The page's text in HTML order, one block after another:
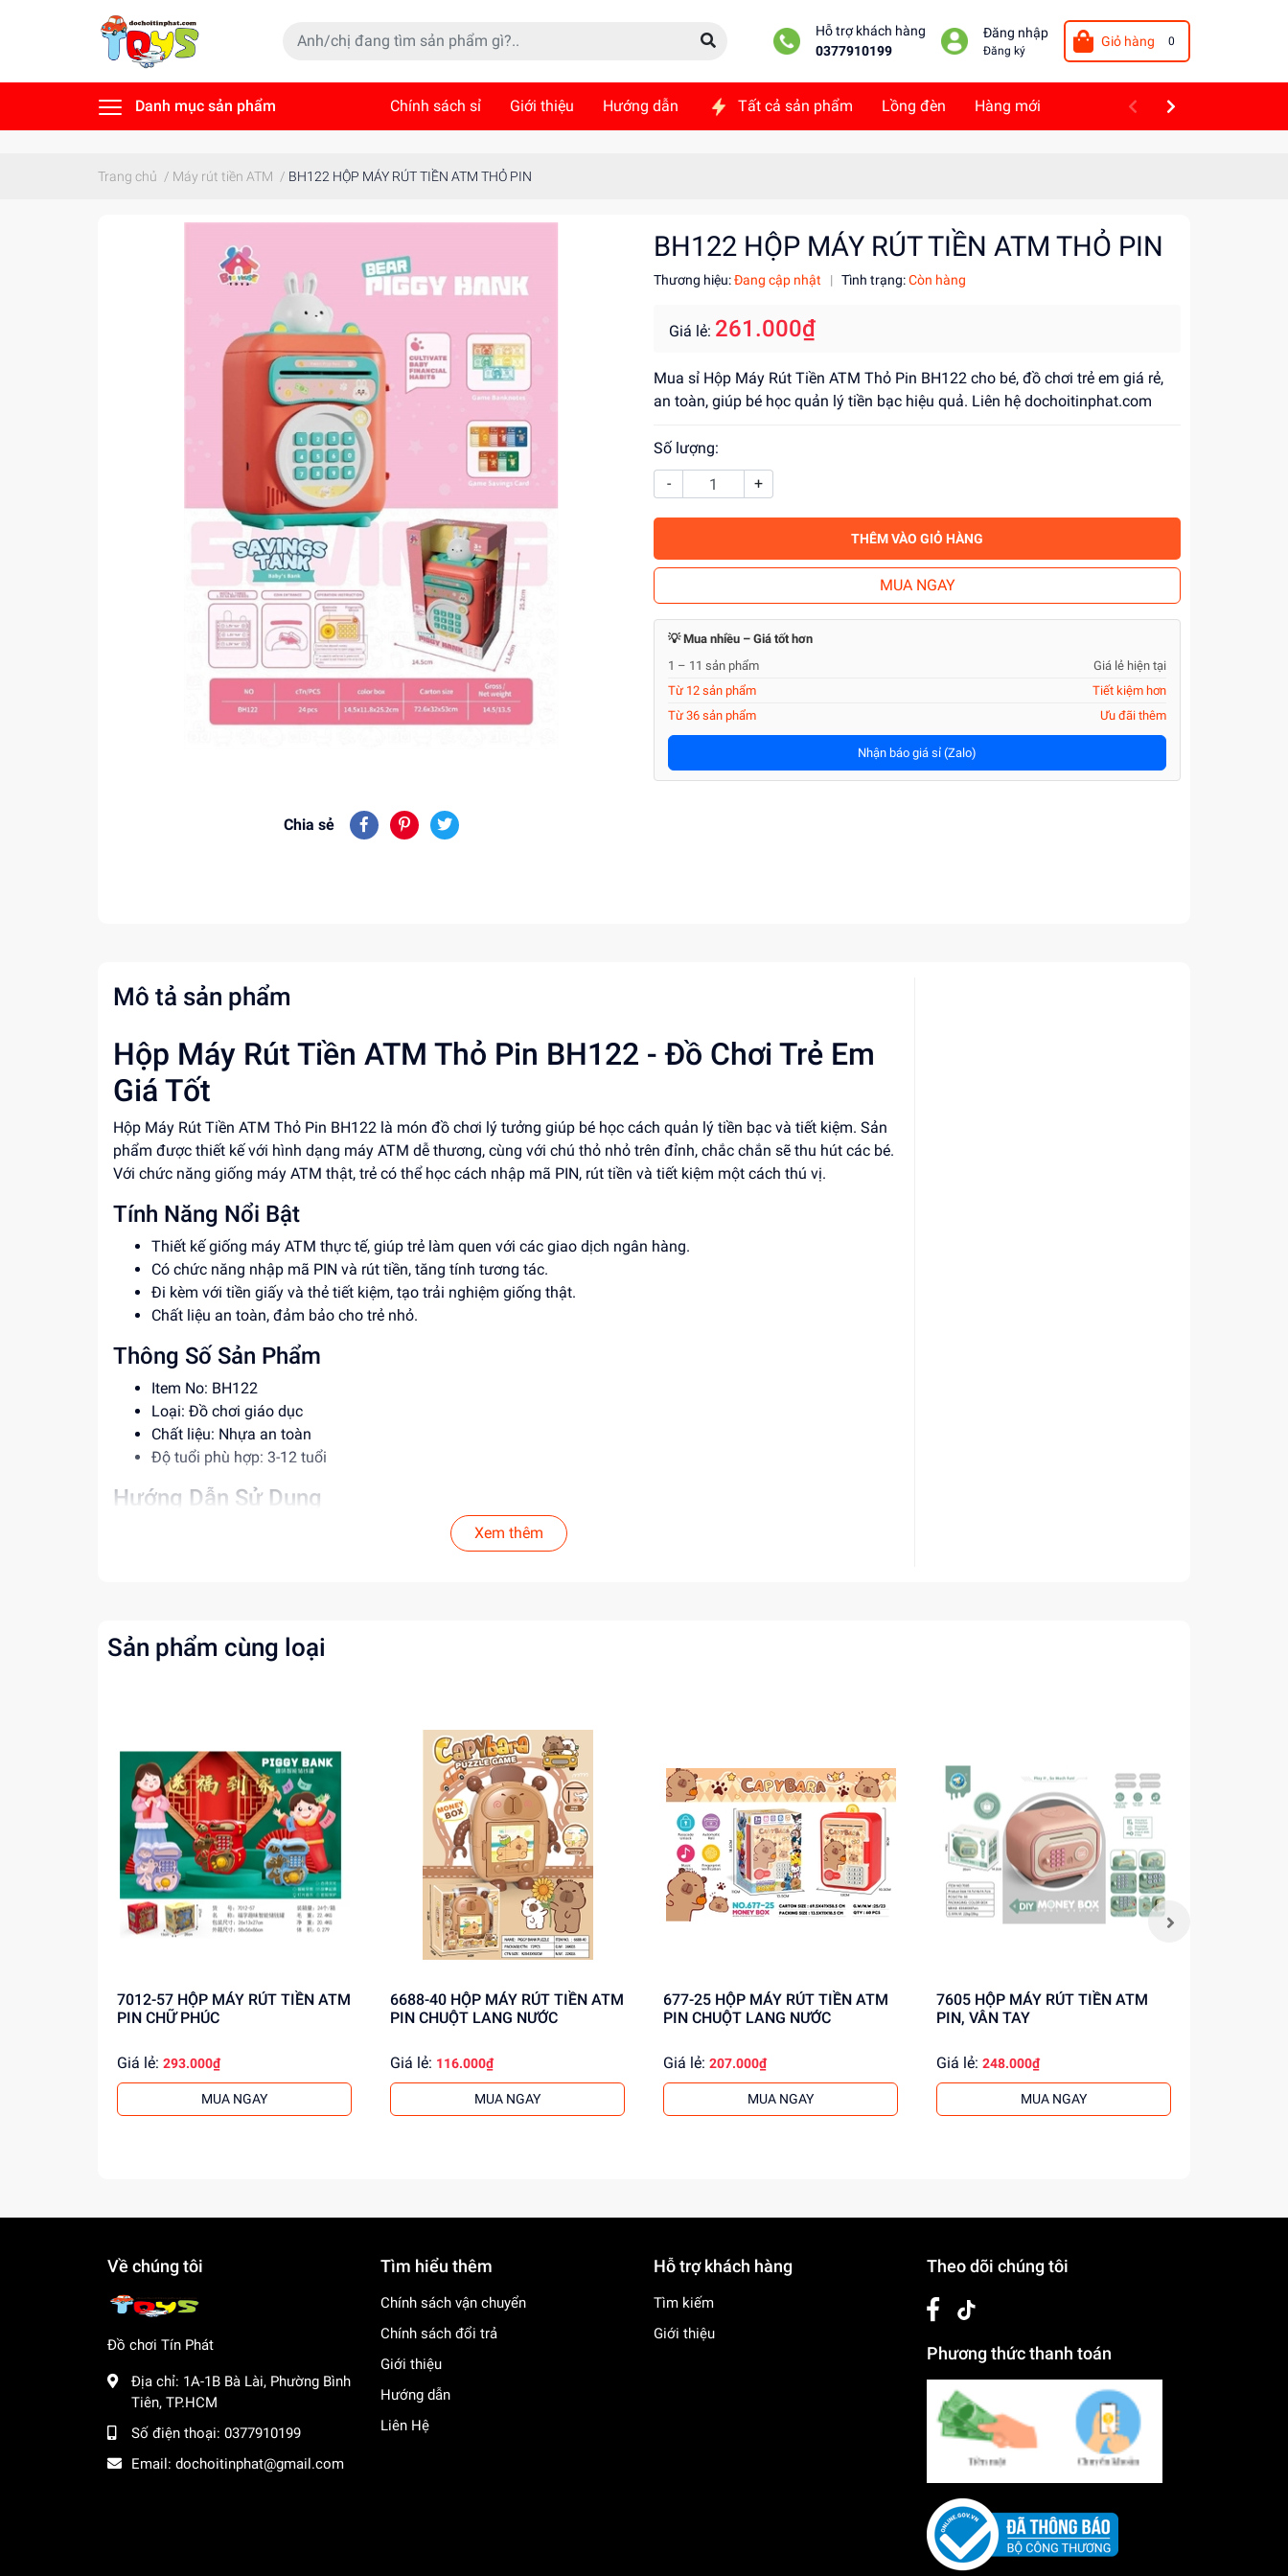
Hỗ trợ khách hàng
0377910199
Đăng nhập
Đăng ký
Giỏ hàng 0
Danh mục sản phẩm Chính sách sỉ Giới thiệu Hướng dẫn Tất cả sản phẩm Lồng đèn Hàng mới
Trang chủ / Máy rút tiền ATM / BH122 HỘP MÁY RÚT TIỀN ATM THỎ PIN
Chia sẻ
BH122 HỘP MÁY RÚT TIỀN ATM THỎ PIN
Thương hiệu:Đang cập nhật | Tình trạng:Còn hàng
Giá lẻ: 261.000₫
Mua sỉ Hộp Máy Rút Tiền ATM Thỏ Pin BH122 cho bé, đồ chơi trẻ em giá rẻ,
an toàn, giúp bé học quản lý tiền bạc hiệu quả. Liên hệ dochoitinphat.com
Số lượng:
-
+
THÊM VÀO GIỎ HÀNG
MUA NGAY
💡 Mua nhiều – Giá tốt hơn
1 – 11 sản phẩm
Giá lẻ hiện tại
Từ 12 sản phẩm
Tiết kiệm hơn
Từ 36 sản phẩm
Ưu đãi thêm
Nhận báo giá sỉ (Zalo)
Mô tả sản phẩm
Hộp Máy Rút Tiền ATM Thỏ Pin BH122 - Đồ Chơi Trẻ Em
Giá Tốt
Hộp Máy Rút Tiền ATM Thỏ Pin BH122 là món đồ chơi lý tưởng giúp bé học cách quản lý tiền bạc và tiết kiệm. Sản
phẩm được thiết kế với hình dạng máy ATM dễ thương, cùng với chú thỏ nhỏ trên đỉnh, chắc chắn sẽ thu hút các bé.
Với chức năng giống máy ATM thật, trẻ có thể học cách nhập mã PIN, rút tiền và tiết kiệm một cách thú vị.
Tính Năng Nổi Bật
Thiết kế giống máy ATM thực tế, giúp trẻ làm quen với các giao dịch ngân hàng.
Có chức năng nhập mã PIN và rút tiền, tăng tính tương tác.
Đi kèm với tiền giấy và thẻ tiết kiệm, tạo trải nghiệm giống thật.
Chất liệu an toàn, đảm bảo cho trẻ nhỏ.
Thông Số Sản Phẩm
Item No: BH122
Loại: Đồ chơi giáo dục
Chất liệu: Nhựa an toàn
Độ tuổi phù hợp: 3-12 tuổi
Hướng Dẫn Sử Dụng
Bước 2: Chọn chức năng rút tiền hoặc tiết kiệm.
Giúp trẻ học cách quản lý tiền bạc hiệu quả.
Mua ngay Hộp Máy Rút Tiền ATM Thỏ Pin BH122 tạidochoitinphat.com
khách buôn. Liên hệ ngay để có thông tin chi tiết!
Xem thêm
Sản phẩm cùng loại
7012-57 HỘP MÁY RÚT TIỀN ATM
PIN CHỮ PHÚC
Giá lẻ: 293.000₫
MUA NGAY
6688-40 HỘP MÁY RÚT TIỀN ATM
PIN CHUỘT LANG NƯỚC
Giá lẻ: 116.000₫
MUA NGAY
677-25 HỘP MÁY RÚT TIỀN ATM
PIN CHUỘT LANG NƯỚC
Giá lẻ: 207.000₫
MUA NGAY
7605 HỘP MÁY RÚT TIỀN ATM
PIN, VÂN TAY
Giá lẻ: 248.000₫
MUA NGAY
Về chúng tôi
Đồ chơi Tín Phát
Địa chỉ: 1A-1B Bà Lài, Phường Bình
Tiên, TP.HCM
Số điện thoại: 0377910199
Email: dochoitinphat@gmail.com
Tìm hiểu thêm
Chính sách vận chuyển
Chính sách đổi trả
Giới thiệu
Hướng dẫn
Liên Hệ
Hỗ trợ khách hàng
Tìm kiếm
Giới thiệu
Theo dõi chúng tôi
Phương thức thanh toán